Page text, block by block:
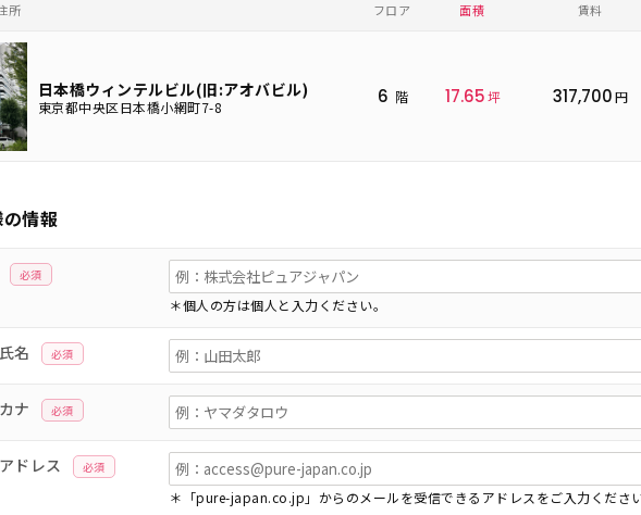
所 フロア 面積 賃料
日本橋ウィンテルビル(旧:アオバビル)
東京都中央区日本橋小網町7-8 6 階 17.65坪 317,700円
情報
必須
＊個人の方は個人と入力ください。
名 必須
ナ 必須
ドレス 必須
＊「pure-japan.co.jp」からのメールを受信できるアドレスをご入力くださ